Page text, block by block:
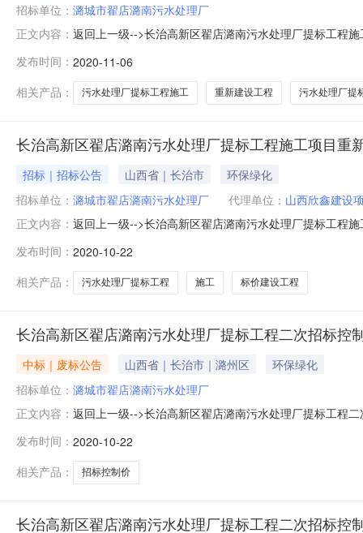
招标单位： 潞城市翟店潞南污水处理厂
正文内容： 返回上一级-->长治高新区翟店潞南污水处理厂提标工程
提标工程中标候选人情况：1、中标候选人基本情况：排
发布时间： 2020-11-06
相关产品：
污水处理厂提标工程施工 重新建设工程 污水处理厂提
长治高新区翟店潞南污水处理厂提标工程施工项目重
招标｜招标公告 山西省｜长治市
环保绿化
招标单位： 潞城市翟店潞南污水处理厂 代理单位： 山西欣鑫建设
正文内容： 返回上一级-->长治高新区翟店潞南污水处理厂提标工程
价。高于最高限价的投标报价将作废标处理。项目名称
发布时间： 2020-10-22
相关产品：
污水处理厂提标工程 施工 标价建设工程
长治高新区翟店潞南污水处理厂提标工程二次招标控
中标｜废标公告 山西省｜长治市｜潞州区
环保绿化
招标单位： 潞城市翟店潞南污水处理厂
正文内容： 返回上一级-->长治高新区翟店潞南污水处理厂提标工程
该项目投标的最高限价。高于最高限价的投标报价将作
发布时间： 2020-10-22
相关产品：
招标控制价
长治高新区翟店潞南污水处理厂提标工程二次招标控